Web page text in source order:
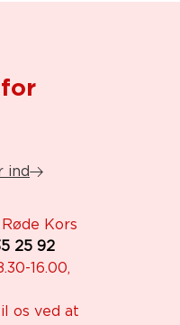
ind
Kors
25 92
16.00,
os ved at